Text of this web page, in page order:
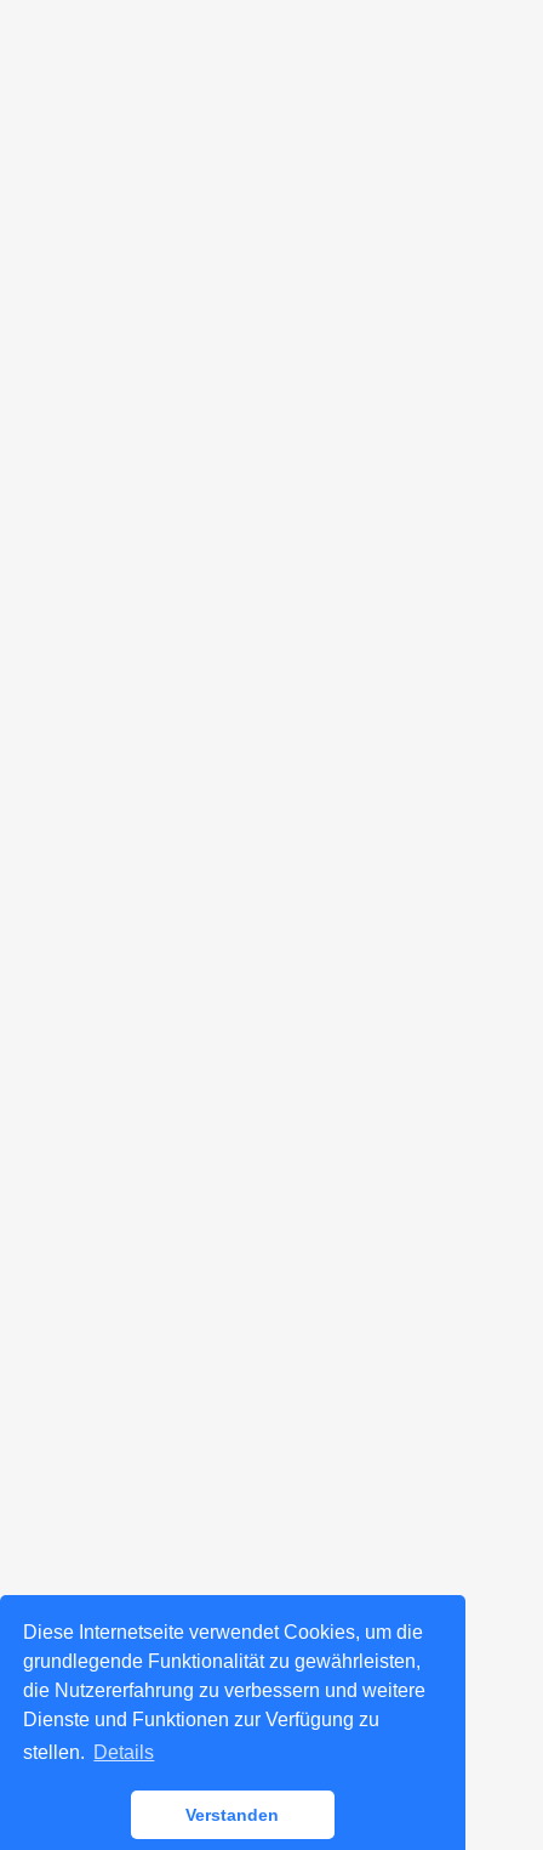
Diese Internetseite verwendet Cookies, um die
grundlegende Funktionalität zu gewährleisten,
die Nutzererfahrung zu verbessern und weitere
Dienste und Funktionen zur Verfügung zu
stellen. Details
Verstanden